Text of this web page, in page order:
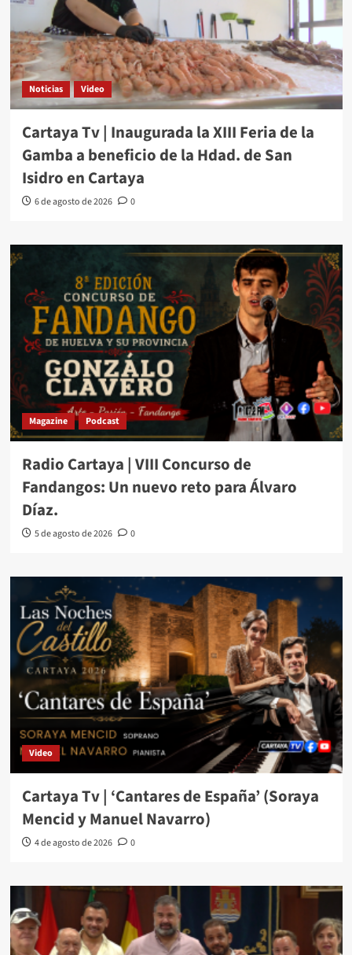
Noticias Video
Cartaya Tv | Inaugurada la XIII Feria de la
Gamba a beneficio de la Hdad. de San
Isidro en Cartaya
6 de agosto de 2026 0
Magazine Podcast
Radio Cartaya | VIII Concurso de
Fandangos: Un nuevo reto para Álvaro
Díaz.
5 de agosto de 2026 0
Video
Cartaya Tv | ‘Cantares de España’ (Soraya
Mencid y Manuel Navarro)
4 de agosto de 2026 0